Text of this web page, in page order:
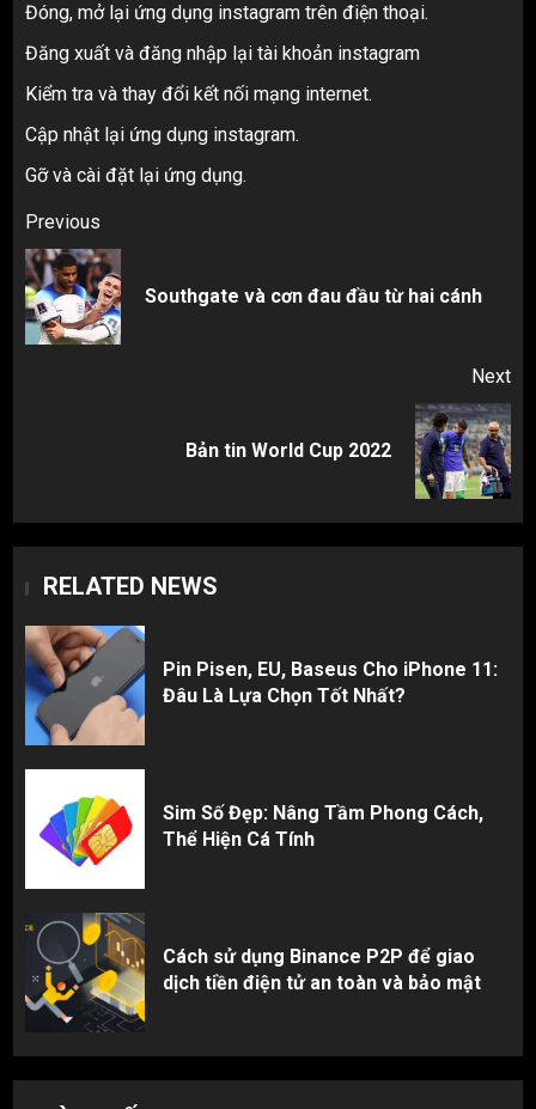
Đóng, mở lại ứng dụng instagram trên điện thoại.
Đăng xuất và đăng nhập lại tài khoản instagram
Kiểm tra và thay đổi kết nối mạng internet.
Cập nhật lại ứng dụng instagram.
Gỡ và cài đặt lại ứng dụng.
Post
navigation
Previous
Southgate và cơn đau đầu từ hai cánh
Next
Bản tin World Cup 2022
RELATED NEWS
Pin Pisen, EU, Baseus Cho iPhone 11:
Đâu Là Lựa Chọn Tốt Nhất?
Sim Số Đẹp: Nâng Tầm Phong Cách,
Thể Hiện Cá Tính
Cách sử dụng Binance P2P để giao
dịch tiền điện tử an toàn và bảo mật